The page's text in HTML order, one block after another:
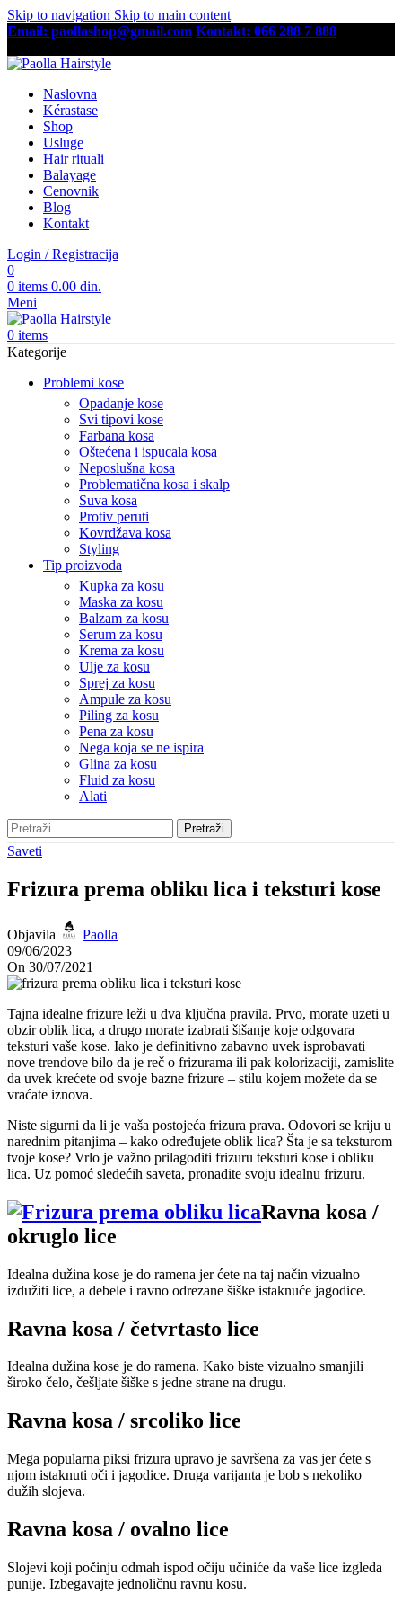
Skip to navigation Skip to main content
Email: paollashop@gmail.com Kontakt: 066 288 7 888
Naslovna
Kérastase
Shop
Usluge
Hair rituali
Balayage
Cenovnik
Blog
Kontakt
Login / Registracija
0
0 items 0.00 din.
Meni
0 items
Kategorije
Problemi kose
Opadanje kose
Svi tipovi kose
Farbana kosa
Oštećena i ispucala kosa
Neposlušna kosa
Problematična kosa i skalp
Suva kosa
Protiv peruti
Kovrdžava kosa
Styling
Tip proizvoda
Kupka za kosu
Maska za kosu
Balzam za kosu
Serum za kosu
Krema za kosu
Ulje za kosu
Sprej za kosu
Ampule za kosu
Piling za kosu
Pena za kosu
Nega koja se ne ispira
Glina za kosu
Fluid za kosu
Alati
Pretraži
Saveti
Frizura prema obliku lica i teksturi kose
Objavila
Paolla
09/06/2023
On 30/07/2021
Tajna idealne frizure leži u dva ključna pravila. Prvo, morate uzeti u
obzir oblik lica, a drugo morate izabrati šišanje koje odgovara
teksturi vaše kose. Iako je definitivno zabavno uvek isprobavati
nove trendove bilo da je reč o frizurama ili pak kolorizaciji, zamislite
da uvek krećete od svoje bazne frizure – stilu kojem možete da se
vraćate iznova.
Niste sigurni da li je vaša postojeća frizura prava. Odovori se kriju u
narednim pitanjima – kako određujete oblik lica? Šta je sa teksturom
tvoje kose? Vrlo je važno prilagoditi frizuru teksturi kose i obliku
lica. Uz pomoć sledećih saveta, pronađite svoju idealnu frizuru.
Ravna kosa /
okruglo lice
Idealna dužina kose je do ramena jer ćete na taj način vizualno
izdužiti lice, a debele i ravno odrezane šiške istaknuće jagodice.
Ravna kosa / četvrtasto lice
Idealna dužina kose je do ramena. Kako biste vizualno smanjili
široko čelo, češljate šiške s jedne strane na drugu.
Ravna kosa / srcoliko lice
Mega popularna piksi frizura upravo je savršena za vas jer ćete s
njom istaknuti oči i jagodice. Druga varijanta je bob s nekoliko
dužih slojeva.
Ravna kosa / ovalno lice
Slojevi koji počinju odmah ispod očiju učiniće da vaše lice izgleda
punije. Izbegavajte jednoličnu ravnu kosu.